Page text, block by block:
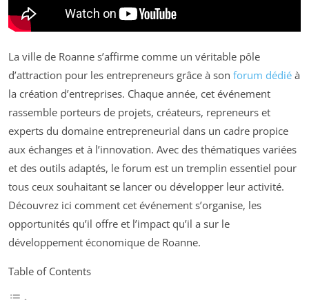
La ville de Roanne s’affirme comme un véritable pôle
d’attraction pour les entrepreneurs grâce à son forum dédié à
la création d’entreprises. Chaque année, cet événement
rassemble porteurs de projets, créateurs, repreneurs et
experts du domaine entrepreneurial dans un cadre propice
aux échanges et à l’innovation. Avec des thématiques variées
et des outils adaptés, le forum est un tremplin essentiel pour
tous ceux souhaitant se lancer ou développer leur activité.
Découvrez ici comment cet événement s’organise, les
opportunités qu’il offre et l’impact qu’il a sur le
développement économique de Roanne.
Table of Contents